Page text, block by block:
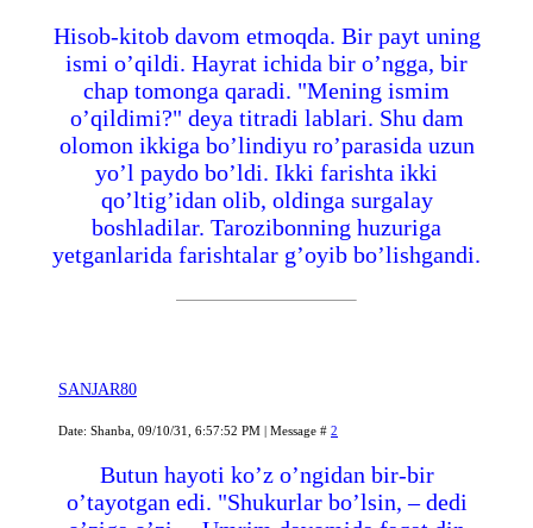
Hisob-kitob davom etmoqda. Bir payt uning
ismi o’qildi. Hayrat ichida bir o’ngga, bir
chap tomonga qaradi. "Mening ismim
o’qildimi?" deya titradi lablari. Shu dam
olomon ikkiga bo’lindiyu ro’parasida uzun
yo’l paydo bo’ldi. Ikki farishta ikki
qo’ltig’idan olib, oldinga surgalay
boshladilar. Tarozibonning huzuriga
yetganlarida farishtalar g’oyib bo’lishgandi.
SANJAR80
Date: Shanba, 09/10/31, 6:57:52 PM | Message # 2
Butun hayoti ko’z o’ngidan bir-bir
o’tayotgan edi. "Shukurlar bo’lsin, – dedi